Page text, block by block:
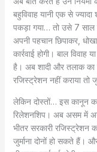
बहुविवाह यानी एक से
पकड़ा गया… तो उसे 7
अपनी पहचान छिपाकर,
कार्रवाई होगी। बाल विवाह
है। अब शादी और तलाक का
रजिस्ट्रेशन नहीं कराया तो
लेकिन दोस्तों… इस कानून
रिलेशनशिप। अब असम में
भीतर सरकारी रजिस्ट्रेशन
जुर्माना दोनों हो सकते हैं।